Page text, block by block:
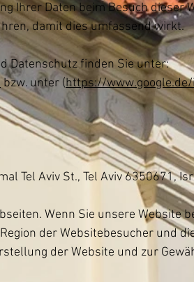
Ihrer Daten beim Besuch dieser
damit dies umfassend wirkt.
Datenschutz finden Sie unter:
bzw. unter (https://
Tel Aviv St., Tel Aviv 6350671,
Wenn Sie unsere Website
der Websitebesucher und
der Website und zur